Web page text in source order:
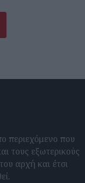
περιεχόμενο που
τους εξωτερικούς
αρχή και έτσι